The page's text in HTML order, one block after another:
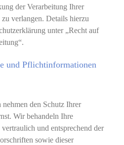
der Verarbeitung Ihrer
verlangen. Details hierzu
unter „Recht auf
und Pflichtinformationen
den Schutz Ihrer
Wir behandeln Ihre
und entsprechend der
sowie dieser